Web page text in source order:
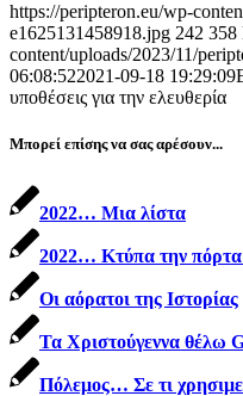
https://peripteron.eu/wp-
e1625131458918.jpg 242 358
content/uploads/2023/11/
06:08:522021-09-18 19:29:09
υποθέσεις για την ελευθερία
Μπορεί επίσης να σας αρέσουν...
2022… Μια λίστα
2022… Κτύπα την
Οι αόρατοι της Ιστορίας
Τα Χριστούγεννα θέλω
Πόλεμος… Σε τι